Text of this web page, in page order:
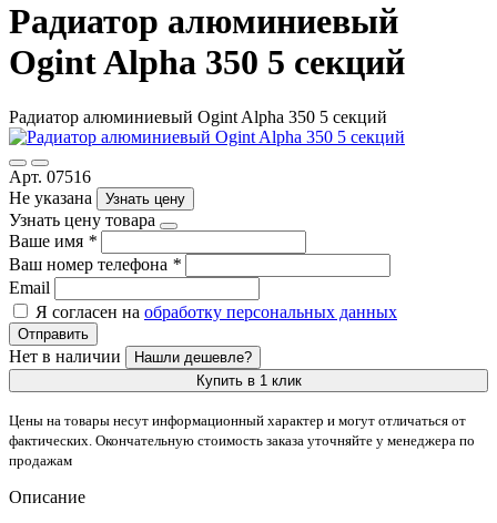
Радиатор алюминиевый
Ogint Alpha 350 5 секций
Радиатор алюминиевый Ogint Alpha 350 5 секций
Арт. 07516
Не указана
Узнать цену
Узнать цену товара
Ваше имя *
Ваш номер телефона *
Email
Я согласен на обработку персональных данных
Отправить
Нет в наличии
Нашли дешевле?
Купить в 1 клик
Цены на товары несут информационный характер и могут отличаться от
фактических. Окончательную стоимость заказа уточняйте у менеджера по
продажам
Описание